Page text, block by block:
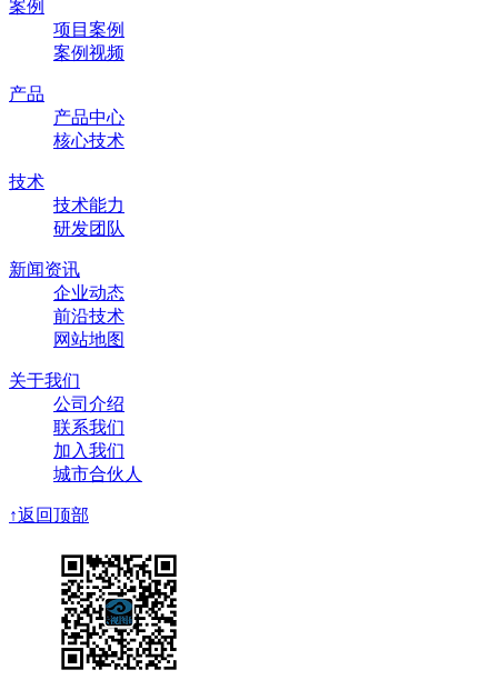
从传统PPT到全息教室：高校教学升级的必然趋势与价值
围绕全息视频、全息教室、高等教育整理相关技术、产品方
与应用信息，帮助用户了解主题内容及实践方向。 ...
案例
项目案例
案例视频
产品
产品中心
核心技术
技术
技术能力
研发团队
新闻资讯
企业动态
前沿技术
网站地图
关于我们
公司介绍
联系我们
加入我们
城市合伙人
↑返回顶部